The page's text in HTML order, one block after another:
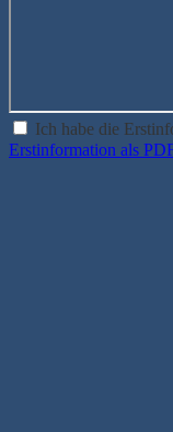
Ich habe die
Erstinformation als